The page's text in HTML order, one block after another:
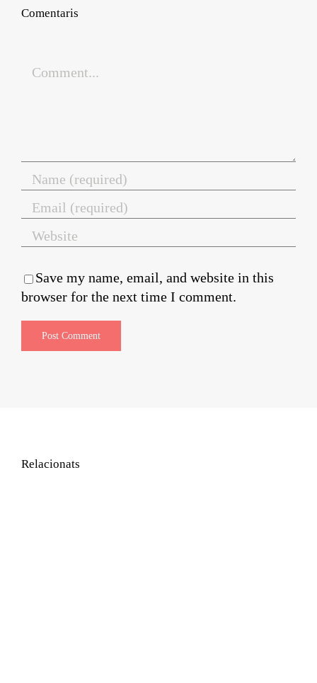
Comentaris
Comment
Save my name, email, and website in this
browser for the next time I comment.
Relacionats